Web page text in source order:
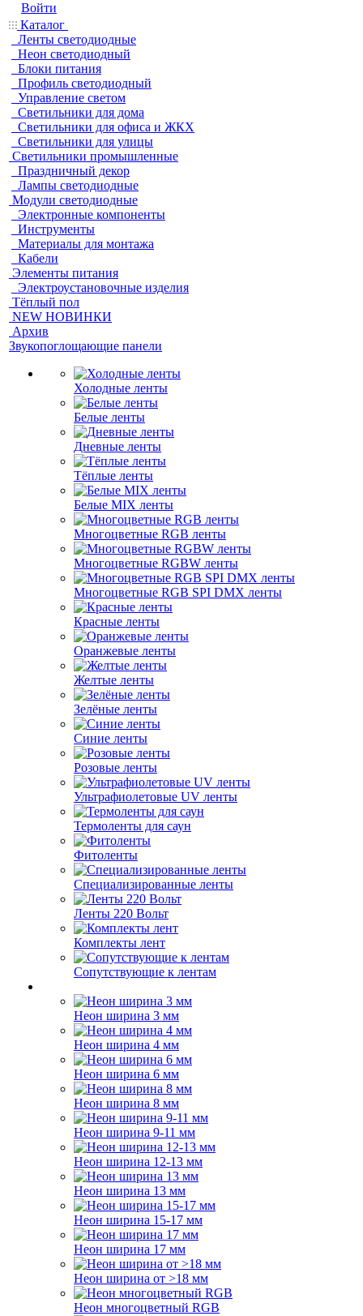
Войти
Каталог
Ленты светодиодные
Неон светодиодный
Блоки питания
Профиль светодиодный
Управление светом
Светильники для дома
Светильники для офиса и ЖКХ
Светильники для улицы
Светильники промышленные
Праздничный декор
Лампы светодиодные
Модули светодиодные
Электронные компоненты
Инструменты
Материалы для монтажа
Кабели
Элементы питания
Электроустановочные изделия
Тёплый пол
NEW НОВИНКИ
Архив
Звукопоглощающие панели
Холодные ленты
Белые ленты
Дневные ленты
Тёплые ленты
Белые MIX ленты
Многоцветные RGB ленты
Многоцветные RGBW ленты
Многоцветные RGB SPI DMX ленты
Красные ленты
Оранжевые ленты
Желтые ленты
Зелёные ленты
Синие ленты
Розовые ленты
Ультрафиолетовые UV ленты
Термоленты для саун
Фитоленты
Специализированные ленты
Ленты 220 Вольт
Комплекты лент
Сопутствующие к лентам
Неон ширина 3 мм
Неон ширина 4 мм
Неон ширина 6 мм
Неон ширина 8 мм
Неон ширина 9-11 мм
Неон ширина 12-13 мм
Неон ширина 13 мм
Неон ширина 15-17 мм
Неон ширина 17 мм
Неон ширина от >18 мм
Неон многоцветный RGB